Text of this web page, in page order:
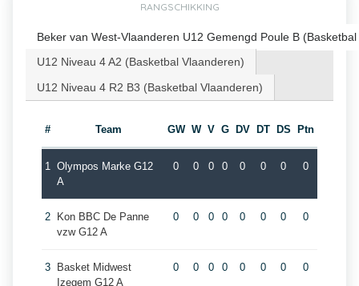
RANGSCHIKKING
Beker van West-Vlaanderen U12 Gemengd Poule B
U12 Niveau 4 A2 (Basketbal Vlaanderen)
U12 Niveau 4 R2 B3 (Basketbal Vlaanderen)
# Team GW W V G DV DT DS Ptn
1 Olympos Marke G12
A
0 0 0 0 0 0 0 0
2
Kon BBC De Panne
vzw G12 A
0 0 0 0 0 0 0 0
3
Basket Midwest
Izegem G12 A
0 0 0 0 0 0 0 0